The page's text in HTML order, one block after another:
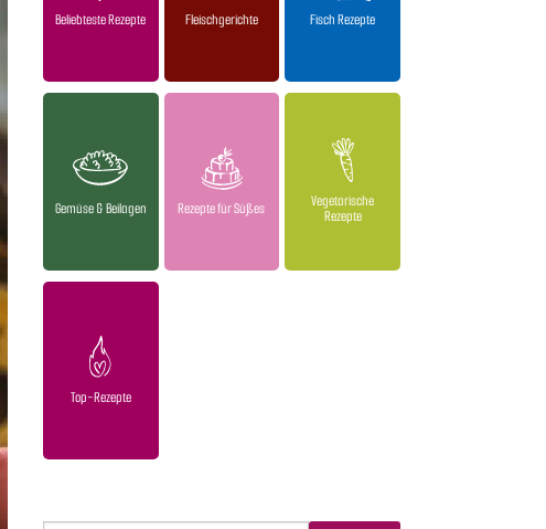
Beliebteste Rezepte Fleischgerichte Fisch Rezepte
Gemüse & Beilagen Rezepte für Süßes
Vegetarische
Rezepte
Top-Rezepte